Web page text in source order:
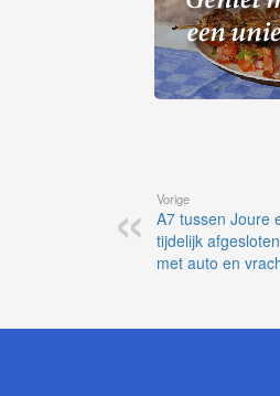
Vorige
A7 tussen Joure
tijdelijk
met auto en